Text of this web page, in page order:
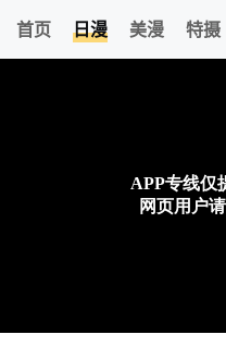
首页 日漫 美漫 特摄